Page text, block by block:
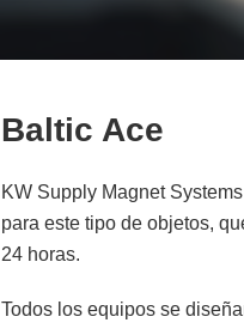
Baltic Ace
KW Supply Magnet
para este tipo de objetos,
24 horas.
Todos los equipos se